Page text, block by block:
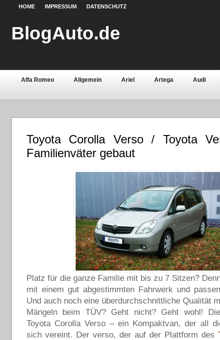
HOME IMPRESSUM DATENSCHUTZ
BlogAuto.de
Alfa Romeo Allgemein Ariel Artega Audi
Chevrolet Chrysler Citroën Continental Dacia
Lamborghini Lancia Land Rover Lotus Mazda
Peugeot
Smart
Werkstoffe Zubehör
Toyota Corolla Verso / Toyota
Familienväter gebaut
Platz für die ganze Familie mit bis zu 7 Sitzen?
mit einem gut abgestimmten Fahrwerk und
Und auch noch eine überdurchschnittliche Qualität
Mängeln beim TÜV? Geht nicht? Geht wohl!
Toyota Corolla Verso – ein Kompaktvan, der all
sich vereint. Der verso, der auf der Plattform des